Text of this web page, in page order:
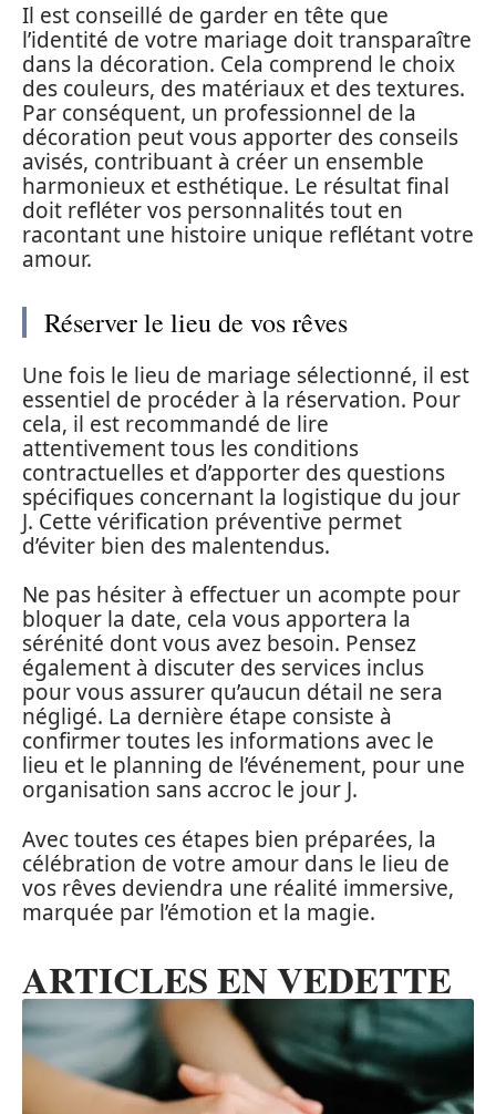
Il est conseillé de garder en tête que
l’identité de votre mariage doit transparaître
dans la décoration. Cela comprend le choix
des couleurs, des matériaux et des textures.
Par conséquent, un professionnel de la
décoration peut vous apporter des conseils
avisés, contribuant à créer un ensemble
harmonieux et esthétique. Le résultat final
doit refléter vos personnalités tout en
racontant une histoire unique reflétant votre
amour.
Réserver le lieu de vos rêves
Une fois le lieu de mariage sélectionné, il est
essentiel de procéder à la réservation. Pour
cela, il est recommandé de lire
attentivement tous les conditions
contractuelles et d’apporter des questions
spécifiques concernant la logistique du jour
J. Cette vérification préventive permet
d’éviter bien des malentendus.
Ne pas hésiter à effectuer un acompte pour
bloquer la date, cela vous apportera la
sérénité dont vous avez besoin. Pensez
également à discuter des services inclus
pour vous assurer qu’aucun détail ne sera
négligé. La dernière étape consiste à
confirmer toutes les informations avec le
lieu et le planning de l’événement, pour une
organisation sans accroc le jour J.
Avec toutes ces étapes bien préparées, la
célébration de votre amour dans le lieu de
vos rêves deviendra une réalité immersive,
marquée par l’émotion et la magie.
ARTICLES EN VEDETTE